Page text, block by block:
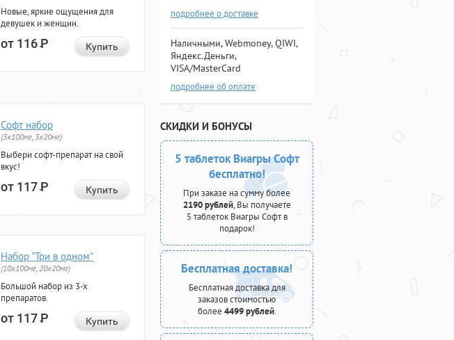
Новые, яркие ощущения для
девушек и женщин.
от 116Р Купить
Софт набор
(3x100мг, 3x20мг)
Выбери софт-препарат на свой
вкус!
от 117Р Купить
Набор "Три в одном"
(10x100мг, 20x20мг)
Большой набор из 3-х
препаратов.
от 117Р Купить
подробнее о доставке
Наличными, Webmoney, QIWI,
Яндекс.Деньги,
VISA/MasterCard
подробнее об оплате
СКИДКИ И БОНУСЫ
5 таблеток Виагры Софт
бесплатно!
При заказе на сумму более
2190 рублей, Вы получаете
5 таблеток Виагры Софт в
подарок!
Бесплатная доставка!
Бесплатная доставка для
заказов стоимостью
более 4499 рублей.